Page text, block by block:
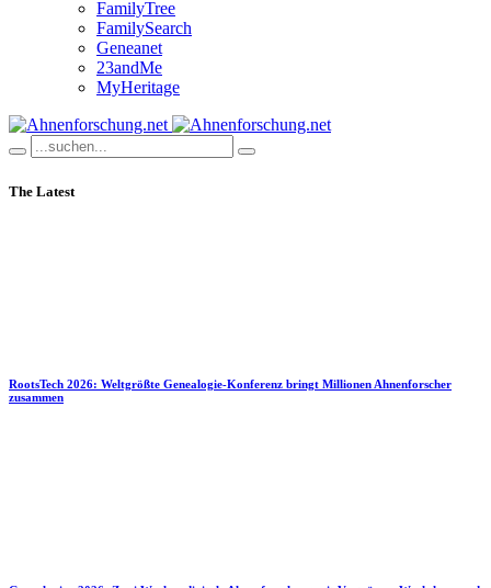
FamilyTree
FamilySearch
Geneanet
23andMe
MyHeritage
The Latest
RootsTech 2026: Weltgrößte Genealogie-Konferenz bringt Millionen Ahnenforscher
zusammen